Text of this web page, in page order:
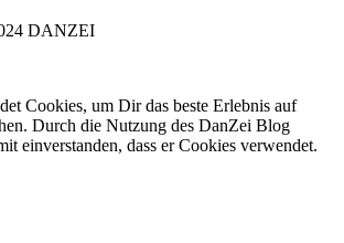
DANZEI
Cookies, um Dir das beste Erlebnis auf
Durch die Nutzung des DanZei Blog
einverstanden, dass er Cookies verwendet.